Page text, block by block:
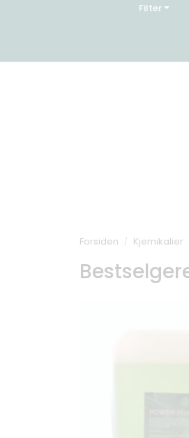
Filter
Forsiden Kjemikalier